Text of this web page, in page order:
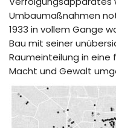
Umbaumaßnahmen
1933 in vollem Gange
Bau mit seiner
Raumeinteilung in eine
Macht und Gewalt